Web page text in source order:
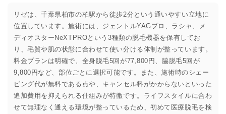
リゼは、千葉県柏市の柏駅から徒歩2分という通いやすい立地に
位置しています。施術には、ジェントルYAGプロ、ラシャ、メ
ディオスターNeXTPROという3種類の脱毛機器を保有してお
り、毛質や肌の状態に合わせて使い分ける体制が整っています。
料金プランは明確で、全身脱毛5回が77,800円、脇脱毛5回が
9,800円など、部位ごとに選択可能です。また、施術時のシェー
ビング代が無料である点や、キャンセル料がかからないといった
追加費用を抑えられる仕組みが特徴です。ライフスタイルに合わ
せて無理なく通える環境が整っているため、初めて医療脱毛を検